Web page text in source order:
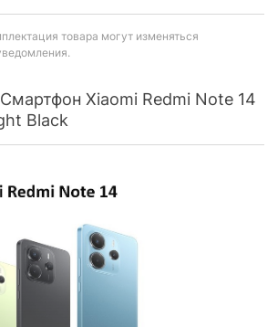
товара могут изменяться
Xiaomi Redmi Note 14
Black